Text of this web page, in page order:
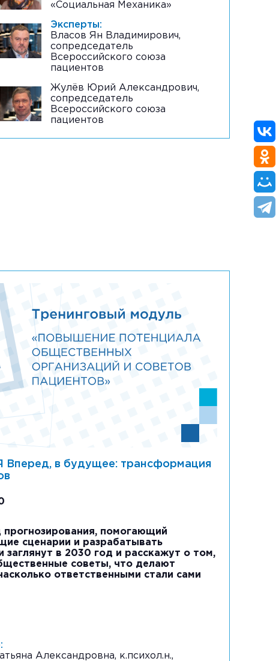
«Социальная Механика»
Эксперты:
Власов Ян Владимирович,
сопредседатель
Всероссийского союза
пациентов
Жулёв Юрий Александрович,
сопредседатель
Всероссийского союза
пациентов
в будущее: трансформация
помогающий
сценарии и разрабатывать
заглянут в 2030 год и расскажут о том,
советы, что делают
ответственными стали сами
Александровна, к.психол.н.,